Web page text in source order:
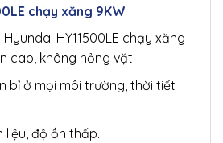
chạy xăng 9KW
HY11500LE chạy xăng
cao, không hỏng vặt.
bỉ ở mọi môi trường, thời tiết
liệu, độ ồn thấp.